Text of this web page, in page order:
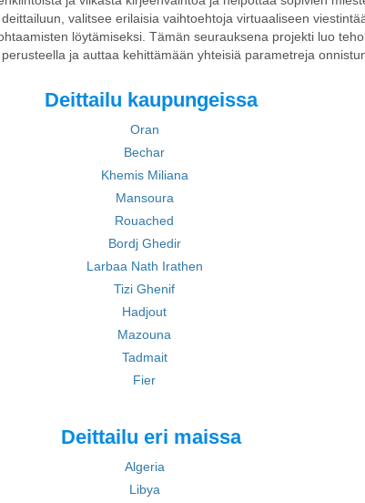
valitsee erilaisia vaihtoehtoja virtuaaliseen
löytämiseksi. Tämän seurauksena projekti luo
ja auttaa kehittämään yhteisiä parametreja
Deittailu kaupungeissa
Oran
Bechar
Khemis Miliana
Mansoura
Rouached
Bordj Ghedir
Larbaa Nath Irathen
Tizi Ghenif
Hadjout
Mazouna
Tadmait
Fier
Deittailu eri maissa
Algeria
Libya